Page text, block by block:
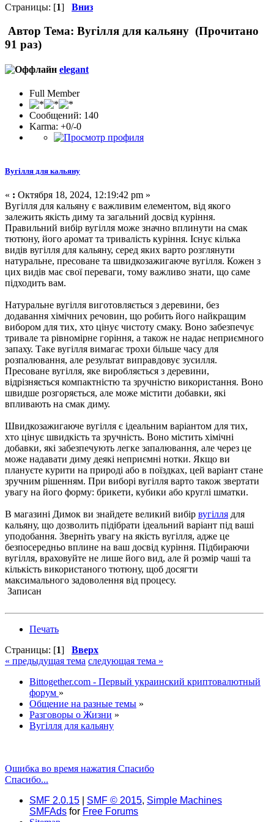
Страницы: [1] Вниз
Автор Тема: Вугілля для кальяну (Прочитано
91 раз)
elegant
Full Member
Сообщений: 140
Karma: +0/-0
Вугілля для кальяну
« : Октября 18, 2024, 12:19:42 pm »
Вугілля для кальяну є важливим елементом, від якого
залежить якість диму та загальний досвід куріння.
Правильний вибір вугілля може значно вплинути на смак
тютюну, його аромат та тривалість куріння. Існує кілька
видів вугілля для кальяну, серед яких варто розглянути
натуральне, пресоване та швидкозажигаюче вугілля. Кожен з
цих видів має свої переваги, тому важливо знати, що саме
підходить вам.
Натуральне вугілля виготовляється з деревини, без
додавання хімічних речовин, що робить його найкращим
вибором для тих, хто цінує чистоту смаку. Воно забезпечує
тривале та рівномірне горіння, а також не надає неприємного
запаху. Таке вугілля вимагає трохи більше часу для
розпалювання, але результат виправдовує зусилля.
Пресоване вугілля, яке виробляється з деревини,
відрізняється компактністю та зручністю використання. Воно
швидше розгоряється, але може містити добавки, які
впливають на смак диму.
Швидкозажигаюче вугілля є ідеальним варіантом для тих,
хто цінує швидкість та зручність. Воно містить хімічні
добавки, які забезпечують легке запалювання, але через це
може надавати диму деякі неприємні нотки. Якщо ви
плануєте курити на природі або в поїздках, цей варіант стане
зручним рішенням. При виборі вугілля варто також звертати
увагу на його форму: брикети, кубики або круглі шматки.
В магазині Димок ви знайдете великий вибір вугілля для
кальяну, що дозволить підібрати ідеальний варіант під ваші
уподобання. Зверніть увагу на якість вугілля, адже це
безпосередньо вплине на ваш досвід куріння. Підбираючи
вугілля, враховуйте не лише його вид, але й розмір чаші та
кількість використаного тютюну, щоб досягти
максимального задоволення від процесу.
Записан
Печать
Страницы: [1] Вверх
« предыдущая тема следующая тема »
Bittogether.com - Первый украинский криптовалютный
форум »
Общение на разные темы »
Разговоры о Жизни »
Вугілля для кальяну
Ошибка во время нажатия Спасибо
Спасибо...
SMF 2.0.15
SMF © 2015, Simple Machines
SMFAds for Free Forums